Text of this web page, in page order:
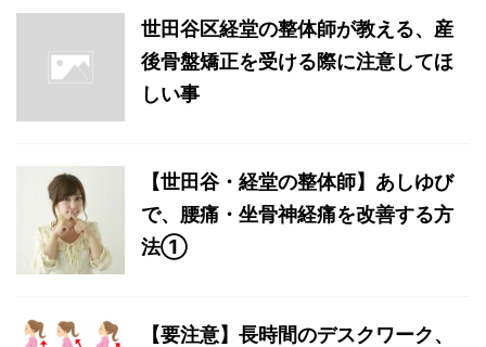
世田谷区経堂の整体師が教える、産
後骨盤矯正を受ける際に注意してほ
しい事
【世田谷・経堂の整体師】あしゆび
で、腰痛・坐骨神経痛を改善する方
法①
【要注意】長時間のデスクワーク、